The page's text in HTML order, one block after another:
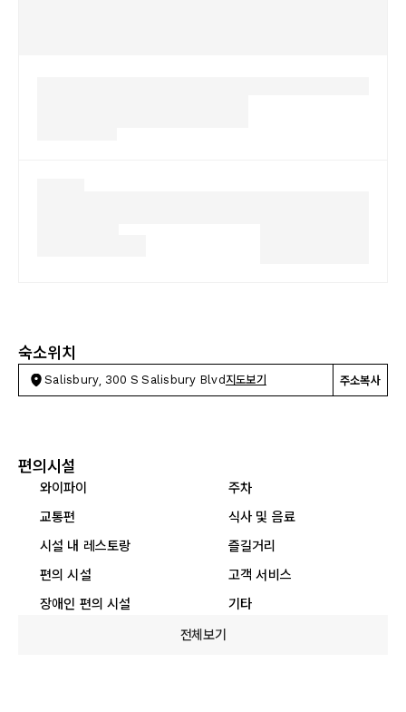
숙소위치
Salisbury, 300 S Salisbury Blvd 지도보기 주소복사
편의시설
와이파이
주차
교통편
식사 및 음료
시설 내 레스토랑
즐길거리
편의 시설
고객 서비스
장애인 편의 시설
기타
전체보기